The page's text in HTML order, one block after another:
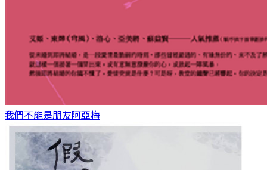
我們不能是朋友阿亞梅